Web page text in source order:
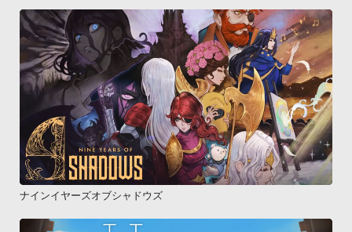
ナインイヤーズオブシャドウズ